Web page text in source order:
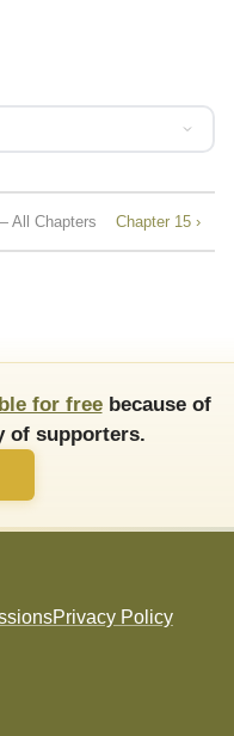
All Chapters Chapter 15 ›
for freebecause of
of supporters.
Privacy Policy